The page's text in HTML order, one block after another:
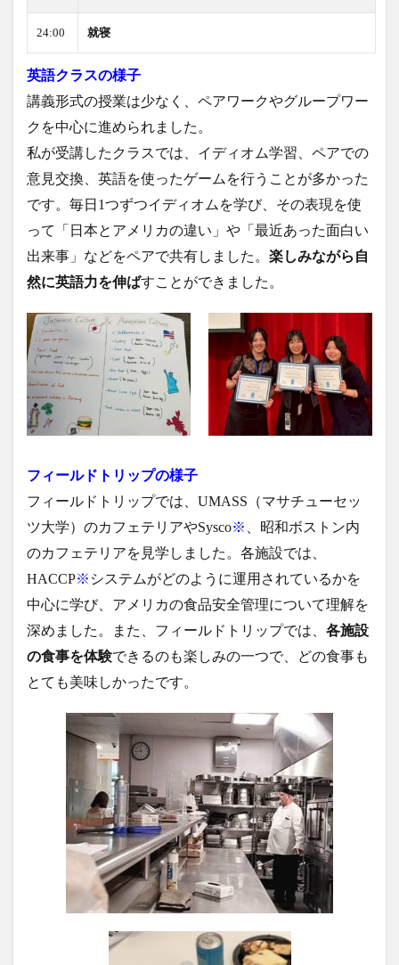
24:00 就寝
英語クラスの様子
講義形式の授業は少なく、ペアワークやグループワー
クを中心に進められました。
私が受講したクラスでは、イディオム学習、ペアでの
意見交換、英語を使ったゲームを行うことが多かった
です。毎日1つずつイディオムを学び、その表現を使
って「日本とアメリカの違い」や「最近あった面白い
出来事」などをペアで共有しました。 楽しみながら自
然に英語力を伸ばすことができました。
フィールドトリップの様子
フィールドトリップでは、UMASS（マサチューセッ
ツ大学）のカフェテリアやSysco※
、昭和ボストン内
のカフェテリアを見学しました。各施設では、
HACCP※ システムがどのように運用されているかを
中心に学び、アメリカの食品安全管理について理解を
深めました。
また、 フィールドトリップでは、 各施設
の食事を体験できるのも楽しみの一つで、どの食事も
とても美味しかったです。